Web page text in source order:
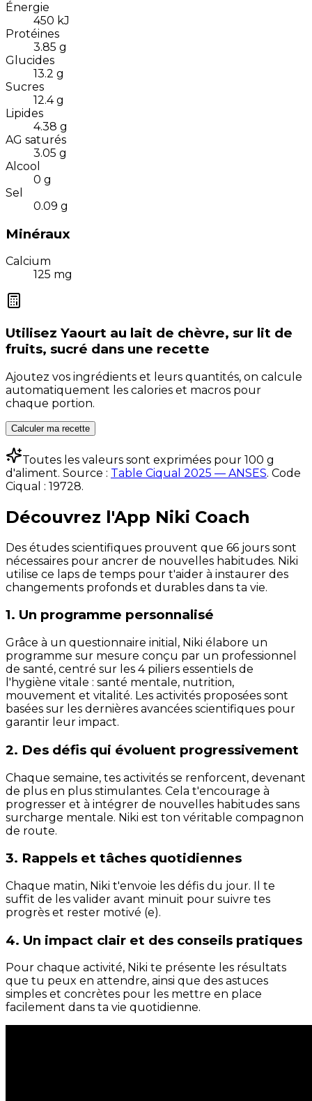
Énergie
450 kJ
Protéines
3.85 g
Glucides
13.2 g
Sucres
12.4 g
Lipides
4.38 g
AG saturés
3.05 g
Alcool
0 g
Sel
0.09 g
Minéraux
Calcium
125 mg
Utilisez Yaourt au lait de chèvre, sur lit de
fruits, sucré dans une recette
Ajoutez vos ingrédients et leurs quantités, on calcule
automatiquement les calories et macros pour
chaque portion.
Calculer ma recette
Toutes les valeurs sont exprimées pour 100 g
d'aliment. Source : Table Ciqual 2025 — ANSES. Code
Ciqual : 19728.
Découvrez l'App Niki Coach
Des études scientifiques prouvent que 66 jours sont
nécessaires pour ancrer de nouvelles habitudes. Niki
utilise ce laps de temps pour t'aider à instaurer des
changements profonds et durables dans ta vie.
1. Un programme personnalisé
Grâce à un questionnaire initial, Niki élabore un
programme sur mesure conçu par un professionnel
de santé, centré sur les 4 piliers essentiels de
l'hygiène vitale : santé mentale, nutrition,
mouvement et vitalité. Les activités proposées sont
basées sur les dernières avancées scientifiques pour
garantir leur impact.
2. Des défis qui évoluent progressivement
Chaque semaine, tes activités se renforcent, devenant
de plus en plus stimulantes. Cela t'encourage à
progresser et à intégrer de nouvelles habitudes sans
surcharge mentale. Niki est ton véritable compagnon
de route.
3. Rappels et tâches quotidiennes
Chaque matin, Niki t'envoie les défis du jour. Il te
suffit de les valider avant minuit pour suivre tes
progrès et rester motivé (e).
4. Un impact clair et des conseils pratiques
Pour chaque activité, Niki te présente les résultats
que tu peux en attendre, ainsi que des astuces
simples et concrètes pour les mettre en place
facilement dans ta vie quotidienne.